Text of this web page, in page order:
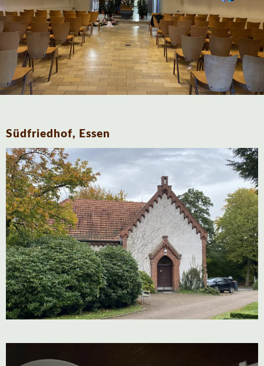
Südfriedhof, Essen